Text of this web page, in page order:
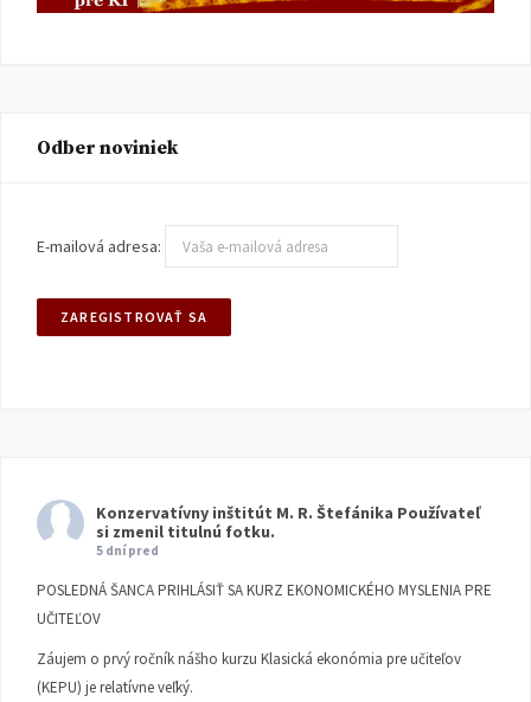
Odber noviniek
E-mailová adresa:
Konzervatívny inštitút M. R. Štefánika Používateľ
si zmenil titulnú fotku.
5 dní pred
POSLEDNÁ ŠANCA PRIHLÁSIŤ SA KURZ EKONOMICKÉHO MYSLENIA PRE
UČITEĽOV
Záujem o prvý ročník nášho kurzu Klasická ekonómia pre učiteľov
(KEPU) je relatívne veľký.